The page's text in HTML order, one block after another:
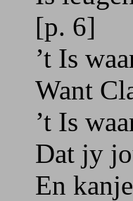
[p. 6]
’t Is
Want
’t Is
Dat jy
En